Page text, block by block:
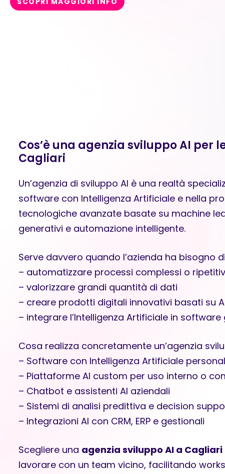
Cos’è una agenzia sviluppo AI per
Cagliari
Un’agenzia di sviluppo AI è una realtà
software con Intelligenza Artificiale e nella
tecnologiche avanzate basate su machine
generativi e automazione intelligente.
Serve davvero quando l’azienda ha bisogno
– automatizzare processi complessi o
– valorizzare grandi quantità di dati
– creare prodotti digitali innovativi basati su
– integrare l’Intelligenza Artificiale in
Cosa realizza concretamente un’agenzia
– Software con Intelligenza Artificiale
– Piattaforme AI custom per uso interno o
– Chatbot e assistenti AI aziendali
– Sistemi di analisi predittiva e decision
– Integrazioni AI con CRM, ERP e gestionali
Scegliere una agenzia sviluppo AI a Cagliari
lavorare con un team vicino, facilitando